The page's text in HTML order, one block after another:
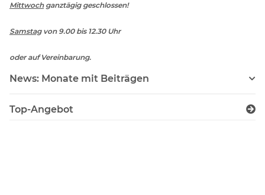
Mittwochganztägig geschlossen!
Samstagvon 9.00 bis 12.30 Uhr
oder auf Vereinbarung.
News: Monate mit Beiträgen
Top-Angebot